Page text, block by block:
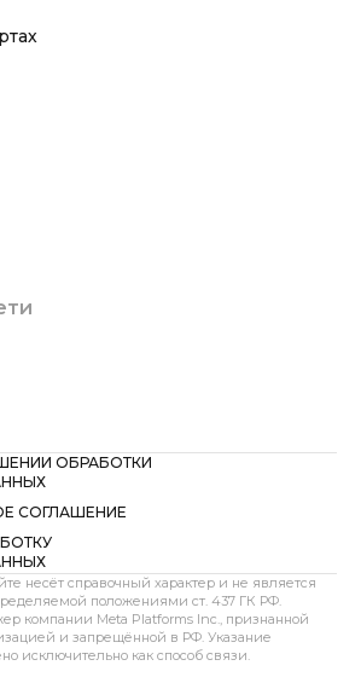
ОБРАБОТКИ
СОГЛАШЕНИЕ
несёт справочный характер и не является
положениями ст. 437 ГК РФ.
компании Meta Platforms Inc., признанной
и запрещённой в РФ. Указание
исключительно как способ связи.